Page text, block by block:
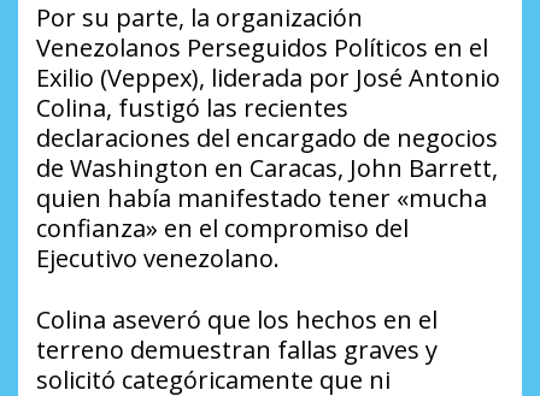
Por su parte, la organización
Venezolanos Perseguidos Políticos en el
Exilio (Veppex), liderada por José Antonio
Colina, fustigó las recientes
declaraciones del encargado de negocios
de Washington en Caracas, John Barrett,
quien había manifestado tener «mucha
confianza» en el compromiso del
Ejecutivo venezolano.
Colina aseveró que los hechos en el
terreno demuestran fallas graves y
solicitó categóricamente que ni